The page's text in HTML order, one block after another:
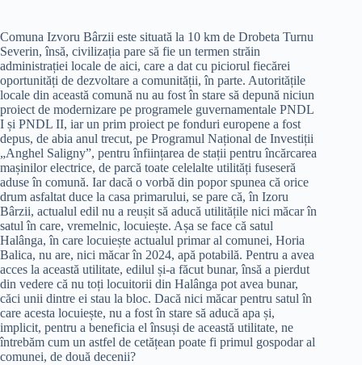
Comuna Izvoru Bârzii este situată la 10 km de Drobeta Turnu
Severin, însă, civilizația pare să fie un termen străin
administrației locale de aici, care a dat cu piciorul fiecărei
oportunități de dezvoltare a comunității, în parte. Autoritățile
locale din această comună nu au fost în stare să depună niciun
proiect de modernizare pe programele guvernamentale PNDL
I și PNDL II, iar un prim proiect pe fonduri europene a fost
depus, de abia anul trecut, pe Programul Național de Investiții
„Anghel Saligny”, pentru înființarea de stații pentru încărcarea
mașinilor electrice, de parcă toate celelalte utilități fuseseră
aduse în comună. Iar dacă o vorbă din popor spunea că orice
drum asfaltat duce la casa primarului, se pare că, în Izoru
Bârzii, actualul edil nu a reușit să aducă utilitățile nici măcar în
satul în care, vremelnic, locuiește. Așa se face că satul
Halânga, în care locuiește actualul primar al comunei, Horia
Balica, nu are, nici măcar în 2024, apă potabilă. Pentru a avea
acces la această utilitate, edilul și-a făcut bunar, însă a pierdut
din vedere că nu toți locuitorii din Halânga pot avea bunar,
căci unii dintre ei stau la bloc. Dacă nici măcar pentru satul în
care acesta locuiește, nu a fost în stare să aducă apa și,
implicit, pentru a beneficia el însuși de această utilitate, ne
întrebăm cum un astfel de cetățean poate fi primul gospodar al
comunei, de două decenii?